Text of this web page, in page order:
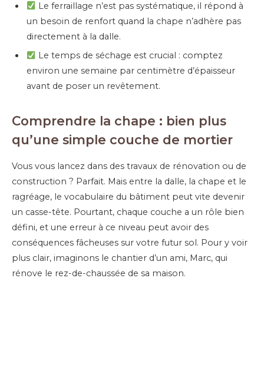
Le ferraillage n’est pas systématique, il répond à
un besoin de renfort quand la chape n’adhère pas
directement à la dalle.
Le temps de séchage est crucial : comptez
environ une semaine par centimètre d’épaisseur
avant de poser un revêtement.
Comprendre la chape : bien plus
qu’une simple couche de mortier
Vous vous lancez dans des travaux de rénovation ou de
construction ? Parfait. Mais entre la dalle, la chape et le
ragréage, le vocabulaire du bâtiment peut vite devenir
un casse-tête. Pourtant, chaque couche a un rôle bien
défini, et une erreur à ce niveau peut avoir des
conséquences fâcheuses sur votre futur sol. Pour y voir
plus clair, imaginons le chantier d’un ami, Marc, qui
rénove le rez-de-chaussée de sa maison.